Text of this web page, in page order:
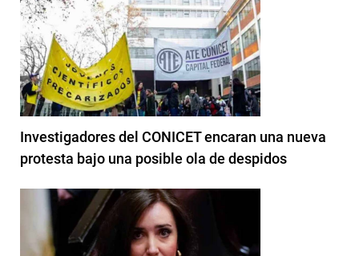
Investigadores del CONICET encaran una nueva
protesta bajo una posible ola de despidos